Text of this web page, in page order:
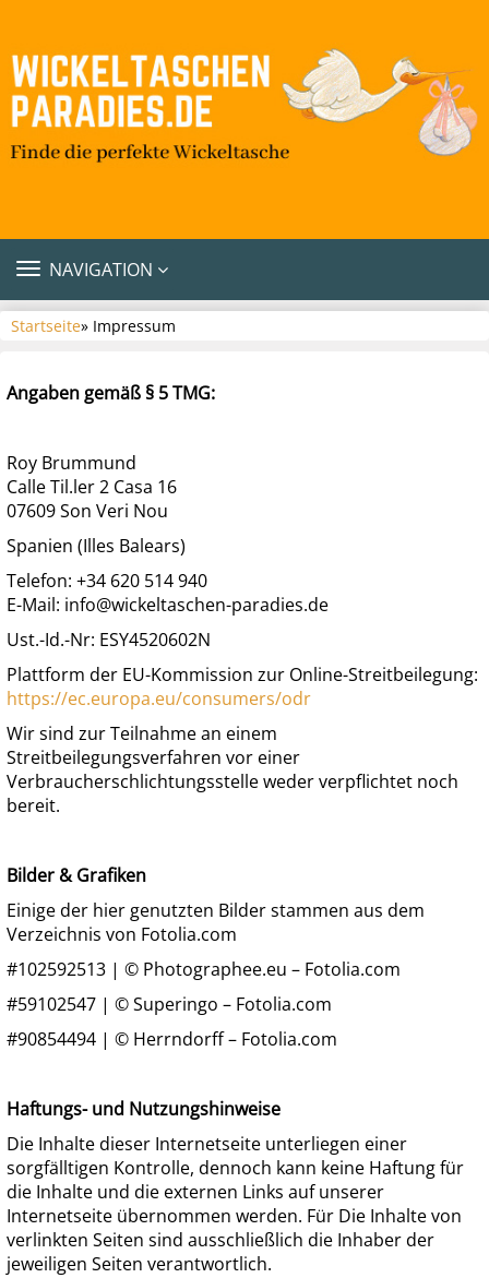
TOGGLE
NAVIGATION
Startseite» Impressum
Angaben gemäß § 5 TMG:
Roy Brummund
Calle Til.ler 2 Casa 16
07609 Son Veri Nou
Spanien (Illes Balears)
Telefon: +34 620 514 940
E-Mail: info@wickeltaschen-paradies.de
Ust.-Id.-Nr: ESY4520602N
Plattform der EU-Kommission zur Online-Streitbeilegung:
https://ec.europa.eu/consumers/odr
Wir sind zur Teilnahme an einem
Streitbeilegungsverfahren vor einer
Verbraucherschlichtungsstelle weder verpflichtet noch
bereit.
Bilder & Grafiken
Einige der hier genutzten Bilder stammen aus dem
Verzeichnis von Fotolia.com
#102592513 | © Photographee.eu – Fotolia.com
#59102547 | © Superingo – Fotolia.com
#90854494 | © Herrndorff – Fotolia.com
Haftungs- und Nutzungshinweise
Die Inhalte dieser Internetseite unterliegen einer
sorgfälltigen Kontrolle, dennoch kann keine Haftung für
die Inhalte und die externen Links auf unserer
Internetseite übernommen werden. Für Die Inhalte von
verlinkten Seiten sind ausschließlich die Inhaber der
jeweiligen Seiten verantwortlich.